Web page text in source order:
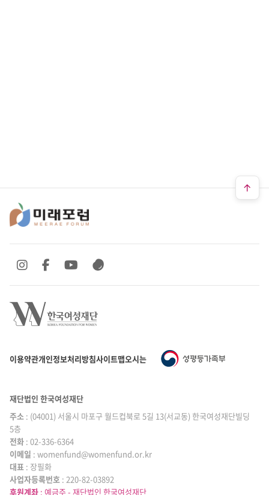
이용약관개인정보처리방침사이트맵오시는 길
SNS 바로가기
SNS 바로가기SNS 바로가기
SNS 바로가기
재단법인 한국여성재단
주소 : (04001) 서울시 마포구 월드컵북로 5길 13(서교동) 한국여성재단빌딩
5층
전화 : 02-336-6364
|
이메일 : womenfund@womenfund.or.kr
|
대표 : 장필화
|
사업자등록번호 : 220-82-03892
후원계좌 : 예금주 - 재단법인 한국여성재단